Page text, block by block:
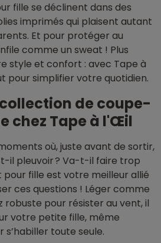
fille se déclinent dans des
imprimés qui plaisent autant
Et pour protéger au
comme un sweat ! Plus
style et confort : avec Tape à
pour simplifier votre quotidien.
de coupe-
chez Tape à l'Œil
où, juste avant de sortir,
il pleuvoir ? Va-t-il faire trop
pour fille est votre meilleur allié
ces questions ! Léger comme
robuste pour résister au vent, il
votre petite fille, même
s’habiller toute seule.